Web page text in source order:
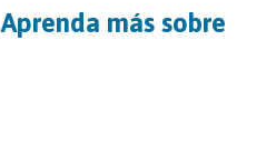
Aprenda más sobre